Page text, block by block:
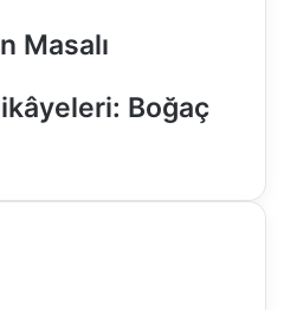
Masalı
Boğaç